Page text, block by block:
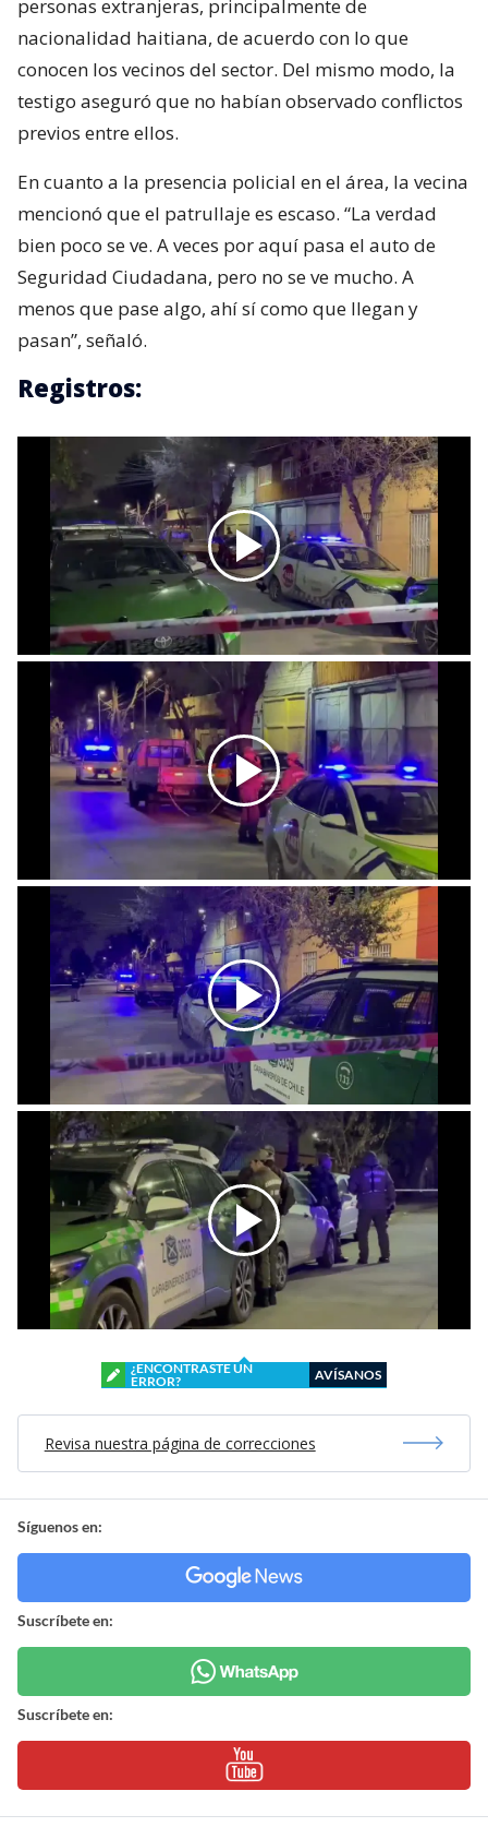
personas extranjeras, principalmente de
nacionalidad haitiana, de acuerdo con lo que
conocen los vecinos del sector. Del mismo modo, la
testigo aseguró que no habían observado conflictos
previos entre ellos.
En cuanto a la presencia policial en el área, la vecina
mencionó que el patrullaje es escaso. “La verdad
bien poco se ve. A veces por aquí pasa el auto de
Seguridad Ciudadana, pero no se ve mucho. A
menos que pase algo, ahí sí como que llegan y
pasan”, señaló.
Registros:
¿ENCONTRASTE UN
ERROR?
AVÍSANOS
Revisa nuestra página de correcciones
Síguenos en:
Suscríbete en:
Suscríbete en: